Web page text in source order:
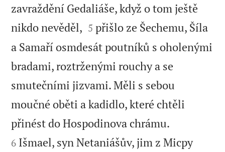
zavraždění Gedaliáše, když o tom ještě
nikdo nevěděl, 

5 přišlo ze Šechemu, Šíla
a Samaří osmdesát poutníků s oholenými
bradami, roztrženými rouchy a se
smutečními jizvami. Měli s sebou
moučné oběti a kadidlo, které chtěli
přinést do Hospodinova chrámu.
6 Išmael, syn Netaniášův, jim z Micpy